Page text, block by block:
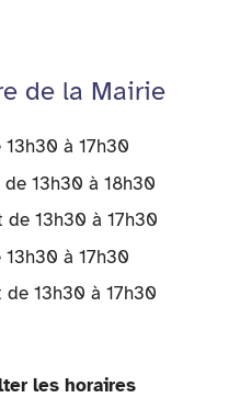
de la Mairie
à 17h30
13h30 à 18h30
de 13h30 à 17h30
à 17h30
13h30 à 17h30
les horaires